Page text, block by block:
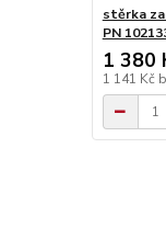
stěrka
PN
1 380
1 141 Kč